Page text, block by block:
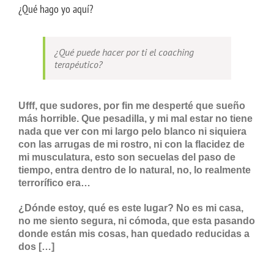
¿Qué hago yo aquí?
¿Qué puede hacer por ti el coaching
terapéutico?
Ufff, que sudores, por fin me desperté que sueño
más horrible. Que pesadilla, y mi mal estar no tiene
nada que ver con mi largo pelo blanco ni siquiera
con las arrugas de mi rostro, ni con la flacidez de
mi musculatura, esto son secuelas del paso de
tiempo, entra dentro de lo natural, no, lo realmente
terrorífico era…
¿Dónde estoy, qué es este lugar? No es mi casa,
no me siento segura, ni cómoda, que esta pasando
donde están mis cosas, han quedado reducidas a
dos […]